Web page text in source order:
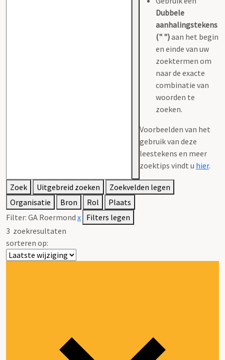
Dubbele
aanhalingstekens
(" ")aan het begin
en einde van uw
zoektermen om
naar de exacte
combinatie van
woorden te
zoeken.
Voorbeelden van het
gebruik van deze
leestekens en meer
zoektips vindt u hier.
Zoek Uitgebreid zoeken
Zoekvelden legen
Organisatie
Bron Rol
Plaats
Filter: GA Roermond x Filters legen
3 zoekresultaten
sorteren op: